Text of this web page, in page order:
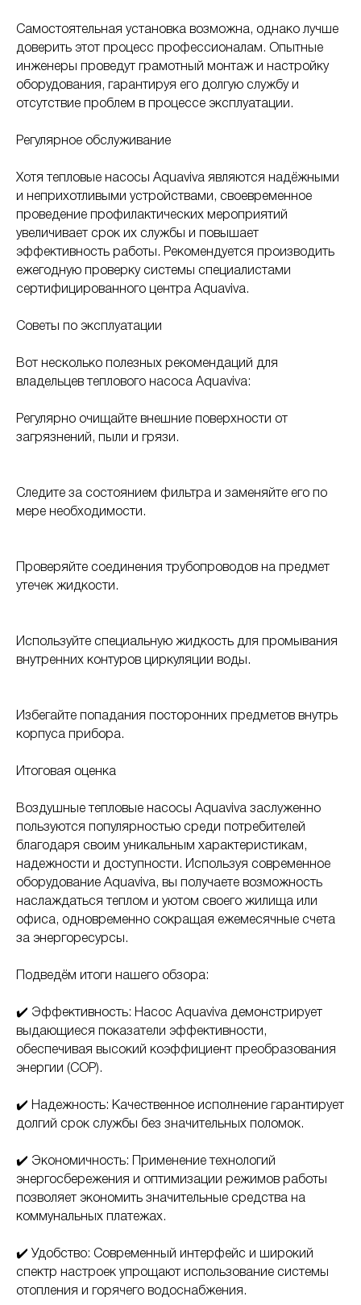
Самостоятельная установка возможна, однако лучше
доверить этот процесс профессионалам. Опытные
инженеры проведут грамотный монтаж и настройку
оборудования, гарантируя его долгую службу и
отсутствие проблем в процессе эксплуатации.
Регулярное обслуживание
Хотя тепловые насосы Aquaviva являются надёжными
и неприхотливыми устройствами, своевременное
проведение профилактических мероприятий
увеличивает срок их службы и повышает
эффективность работы. Рекомендуется производить
ежегодную проверку системы специалистами
сертифицированного центра Aquaviva.
Советы по эксплуатации
Вот несколько полезных рекомендаций для
владельцев теплового насоса Aquaviva:
Регулярно очищайте внешние поверхности от
загрязнений, пыли и грязи.
Следите за состоянием фильтра и заменяйте его по
мере необходимости.
Проверяйте соединения трубопроводов на предмет
утечек жидкости.
Используйте специальную жидкость для промывания
внутренних контуров циркуляции воды.
Избегайте попадания посторонних предметов внутрь
корпуса прибора.
Итоговая оценка
Воздушные тепловые насосы Aquaviva заслуженно
пользуются популярностью среди потребителей
благодаря своим уникальным характеристикам,
надежности и доступности. Используя современное
оборудование Aquaviva, вы получаете возможность
наслаждаться теплом и уютом своего жилища или
офиса, одновременно сокращая ежемесячные счета
за энергоресурсы.
Подведём итоги нашего обзора:
✔️ Эффективность: Насос Aquaviva демонстрирует
выдающиеся показатели эффективности,
обеспечивая высокий коэффициент преобразования
энергии (COP).
✔️ Надежность: Качественное исполнение гарантирует
долгий срок службы без значительных поломок.
✔️ Экономичность: Применение технологий
энергосбережения и оптимизации режимов работы
позволяет экономить значительные средства на
коммунальных платежах.
✔️ Удобство: Современный интерфейс и широкий
спектр настроек упрощают использование системы
отопления и горячего водоснабжения.